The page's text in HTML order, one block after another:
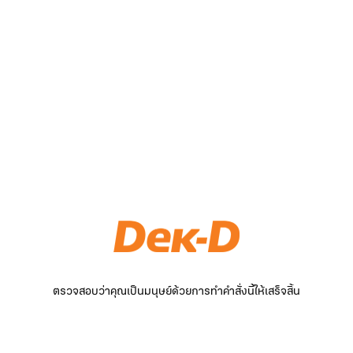
ตรวจสอบว่าคุณเป็นมนุษย์ด้วยการทำคำสั่งนี้ให้เสร็จสิ้น